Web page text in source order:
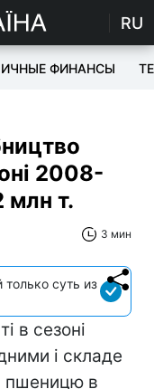
RU
ФИНАНСЫ
2008-
млн т.
3 мин
суть из
в сезоні
і складе
пшеницю в